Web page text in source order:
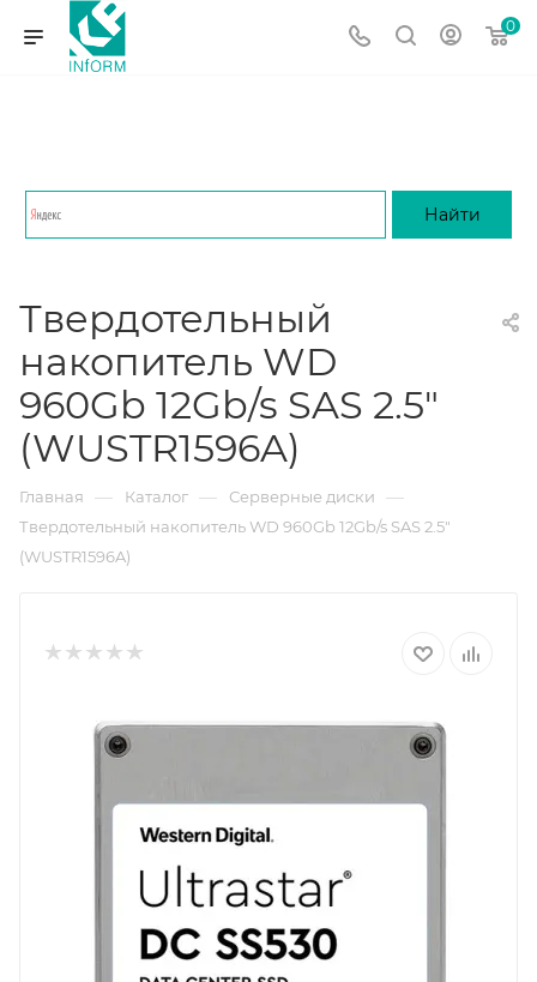
0
Твердотельный
накопитель WD
960Gb 12Gb/s SAS 2.5"
(WUSTR1596A)
Главная — Каталог — Серверные диски —
Твердотельный накопитель WD 960Gb 12Gb/s SAS 2.5"
(WUSTR1596A)